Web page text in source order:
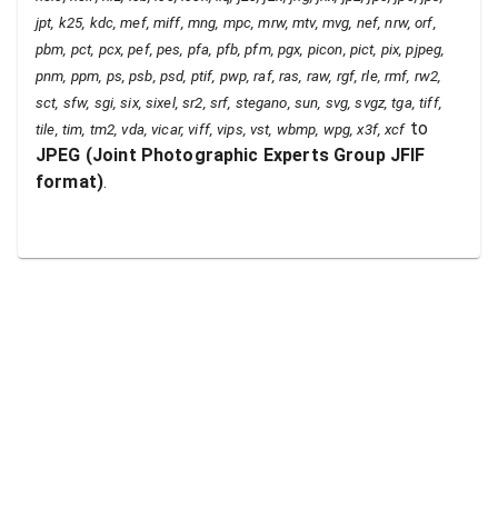
jpt, k25, kdc, mef, miff, mng, mpc, mrw, mtv, mvg, nef, nrw, orf,
pbm, pct, pcx, pef, pes, pfa, pfb, pfm, pgx, picon, pict, pix, pjpeg,
pnm, ppm, ps, psb, psd, ptif, pwp, raf, ras, raw, rgf, rle, rmf, rw2,
sct, sfw, sgi, six, sixel, sr2, srf, stegano, sun, svg, svgz, tga, tiff,
tile, tim, tm2, vda, vicar, viff, vips, vst, wbmp, wpg, x3f, xcfto
JPEG (Joint Photographic Experts Group JFIF
format).